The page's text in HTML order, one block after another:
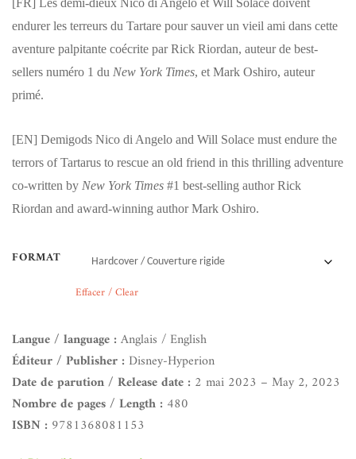
endurer les terreurs du Tartare pour sauver un vieil ami dans cette
aventure palpitante coécrite par Rick Riordan, auteur de best-
sellers numéro 1 du New York Times, et Mark Oshiro, auteur
primé.
[EN] Demigods Nico di Angelo and Will Solace must endure the
terrors of Tartarus to rescue an old friend in this thrilling adventure
co-written by New York Times #1 best-selling author Rick
Riordan and award-winning author Mark Oshiro.
FORMAT
Effacer / Clear
Langue / language :Anglais / English
Éditeur / Publisher : Disney-Hyperion
Date de parution / Release date : 2 mai 2023 – May 2, 2023
Nombre de pages / Length : 480
ISBN : 9781368081153